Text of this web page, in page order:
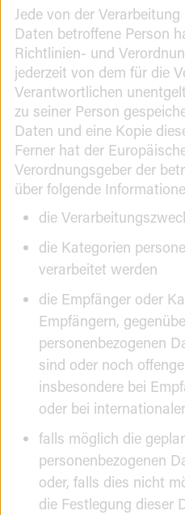
Jede von der
Daten betroffene Person
Richtlinien- und
jederzeit von dem für die
Verantwortlichen
zu seiner Person
Daten und eine Kopie
Ferner hat der
Verordnungsgeber der
über folgende
die
die Kategorien
verarbeitet werden
die Empfänger oder
Empfängern,
personenbezogenen
sind oder noch
insbesondere bei
oder bei
falls möglich die
personenbezogenen
oder, falls dies nicht
die Festlegung dieser